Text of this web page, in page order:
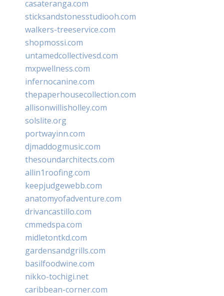
casateranga.com
sticksandstonesstudiooh.com
walkers-treeservice.com
shopmossi.com
untamedcollectivesd.com
mxpwellness.com
infernocanine.com
thepaperhousecollection.com
allisonwillisholley.com
solslite.org
portwayinn.com
djmaddogmusic.com
thesoundarchitects.com
allin1roofing.com
keepjudgewebb.com
anatomyofadventure.com
drivancastillo.com
cmmedspa.com
midletontkd.com
gardensandgrills.com
basilfoodwine.com
nikko-tochigi.net
caribbean-corner.com